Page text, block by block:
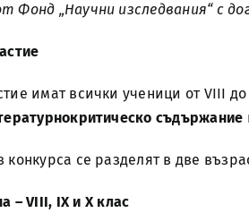
Фонд „Научни изследвания“ с
имат всички ученици от VIII
съдържание
конкурса се разделят в две
–VIII, IXи Xклас